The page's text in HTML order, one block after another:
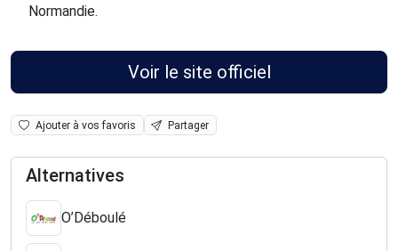
Normandie.
Voir le site officiel
Ajouter à vos favoris Partager
Alternatives
O’Déboulé